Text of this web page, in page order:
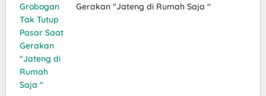
Gerakan "Jateng di Rumah Saja "